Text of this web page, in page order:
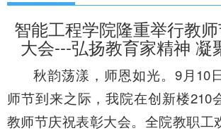
智能工程学院隆重举行教
大会---弘扬教育家精神 凝
秋韵荡漾，师恩如光。9月10
师节到来之际，我院在创新楼210
教师节庆祝表彰大会。全院教职工